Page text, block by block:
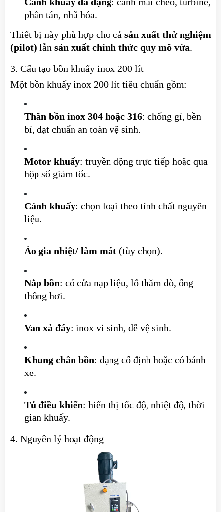
phân tán, nhũ hóa.
Thiết bị này phù hợp cho cả sản xuất thử nghiệm
(pilot) lẫn sản xuất chính thức quy mô vừa.
3. Cấu tạo bồn khuấy inox 200 lít
Một bồn khuấy inox 200 lít tiêu chuẩn gồm:
Thân bồn inox 304 hoặc 316: chống gỉ, bền
bỉ, đạt chuẩn an toàn vệ sinh.
Motor khuấy: truyền động trực tiếp hoặc qua
hộp số giảm tốc.
Cánh khuấy: chọn loại theo tính chất nguyên
liệu.
Áo gia nhiệt/ làm mát(tùy chọn).
Nắp bồn: có cửa nạp liệu, lỗ thăm dò, ống
thông hơi.
Van xả đáy: inox vi sinh, dễ vệ sinh.
Khung chân bồn: dạng cố định hoặc có bánh
xe.
Tủ điều khiển: hiển thị tốc độ, nhiệt độ, thời
gian khuấy.
4. Nguyên lý hoạt động